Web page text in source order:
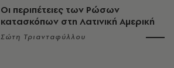
Οι περιπέτειες των Ρώσων
κατασκόπων στη Λατινική Αμερική
Σώτη Τριανταφύλλου